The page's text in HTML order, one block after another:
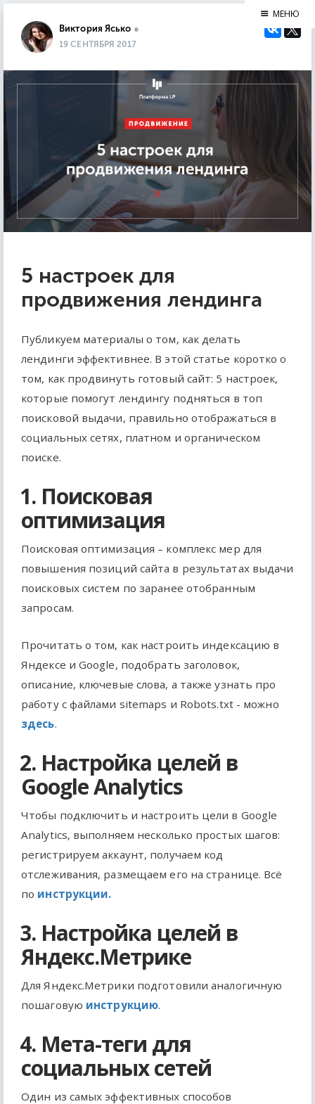
МЕНЮ
Виктория Ясько ●
19 СЕНТЯБРЯ 2017
5 настроек для
продвижения лендинга
Публикуем материалы о том, как делать
лендинги эффективнее. В этой статье коротко о
том, как продвинуть готовый сайт: 5 настроек,
которые помогут лендингу подняться в топ
поисковой выдачи, правильно отображаться в
социальных сетях, платном и органическом
поиске.
1. Поисковая
оптимизация
Поисковая оптимизация – комплекс мер для
повышения позиций сайта в результатах выдачи
поисковых систем по заранее отобранным
запросам.
Прочитать о том, как настроить индексацию в
Яндексе и Google, подобрать заголовок,
описание, ключевые слова, а также узнать про
работу с файлами sitemaps и Robots.txt - можно
здесь.
2. Настройка целей в
Google Analytics
Чтобы подключить и настроить цели в Google
Analytics, выполняем несколько простых шагов:
регистрируем аккаунт, получаем код
отслеживания, размещаем его на странице. Всё
по инструкции.
3. Настройка целей в
Яндекс.Метрике
Для Яндекс.Метрики подготовили аналогичную
пошаговую инструкцию.
4. Мета-теги для
социальных сетей
Один из самых эффективных способов